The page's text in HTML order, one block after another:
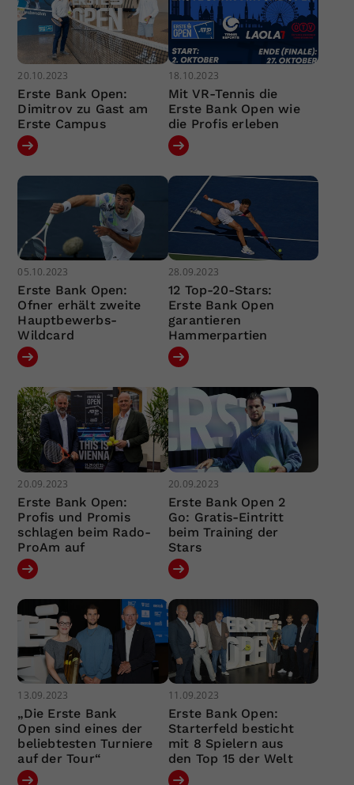
20.10.2023
Erste Bank Open:
Dimitrov zu Gast am
Erste Campus
18.10.2023
Mit VR-Tennis die
Erste Bank Open wie
die Profis erleben
05.10.2023
Erste Bank Open:
Ofner erhält zweite
Hauptbewerbs-
Wildcard
28.09.2023
12 Top-20-Stars:
Erste Bank Open
garantieren
Hammerpartien
20.09.2023
Erste Bank Open:
Profis und Promis
schlagen beim Rado-
ProAm auf
20.09.2023
Erste Bank Open 2
Go: Gratis-Eintritt
beim Training der
Stars
13.09.2023
„Die Erste Bank
Open sind eines der
beliebtesten Turniere
auf der Tour“
11.09.2023
Erste Bank Open:
Starterfeld besticht
mit 8 Spielern aus
den Top 15 der Welt